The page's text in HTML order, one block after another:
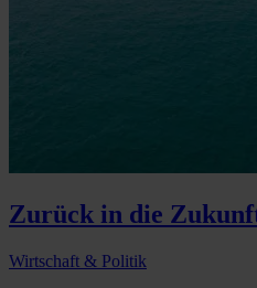
Zurück in die
Wirtschaft & Politik